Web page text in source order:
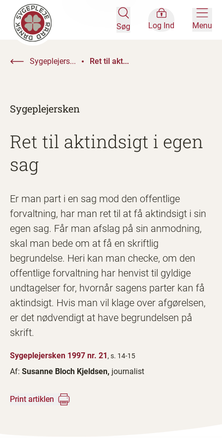
Søg Log Ind Menu
Sygeplejers... Ret til akt...
Sygeplejersken
Ret til aktindsigt i egen
sag
Er man part i en sag mod den offentlige
forvaltning, har man ret til at få aktindsigt i sin
egen sag. Får man afslag på sin anmodning,
skal man bede om at få en skriftlig
begrundelse. Heri kan man checke, om den
offentlige forvaltning har henvist til gyldige
undtagelser for, hvornår sagens parter kan få
aktindsigt. Hvis man vil klage over afgørelsen,
er det nødvendigt at have begrundelsen på
skrift.
Sygeplejersken 1997 nr. 21, s. 14-15
Af: Susanne Bloch Kjeldsen, journalist
Print artiklen